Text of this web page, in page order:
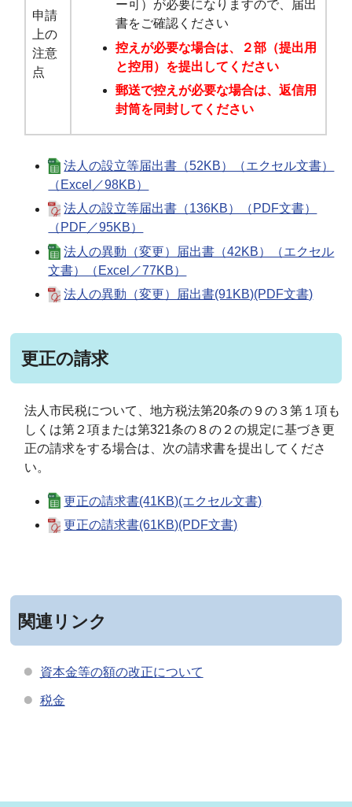
申請
上の
注意
点
ー可）が必要になりますので、届出
書をご確認ください
控えが必要な場合は、２部（提出用
と控用）を提出してください
郵送で控えが必要な場合は、返信用
封筒を同封してください
法人の設立等届出書（52KB）（エクセル文書）
（Excel／98KB）
法人の設立等届出書（136KB）（PDF文書）
（PDF／95KB）
法人の異動（変更）届出書（42KB）（エクセル
文書）（Excel／77KB）
法人の異動（変更）届出書(91KB)(PDF文書)
更正の請求
法人市民税について、地方税法第20条の９の３第１項も
しくは第２項または第321条の８の２の規定に基づき更
正の請求をする場合は、次の請求書を提出してくださ
い。
更正の請求書(41KB)(エクセル文書)
更正の請求書(61KB)(PDF文書)
関連リンク
資本金等の額の改正について
税金